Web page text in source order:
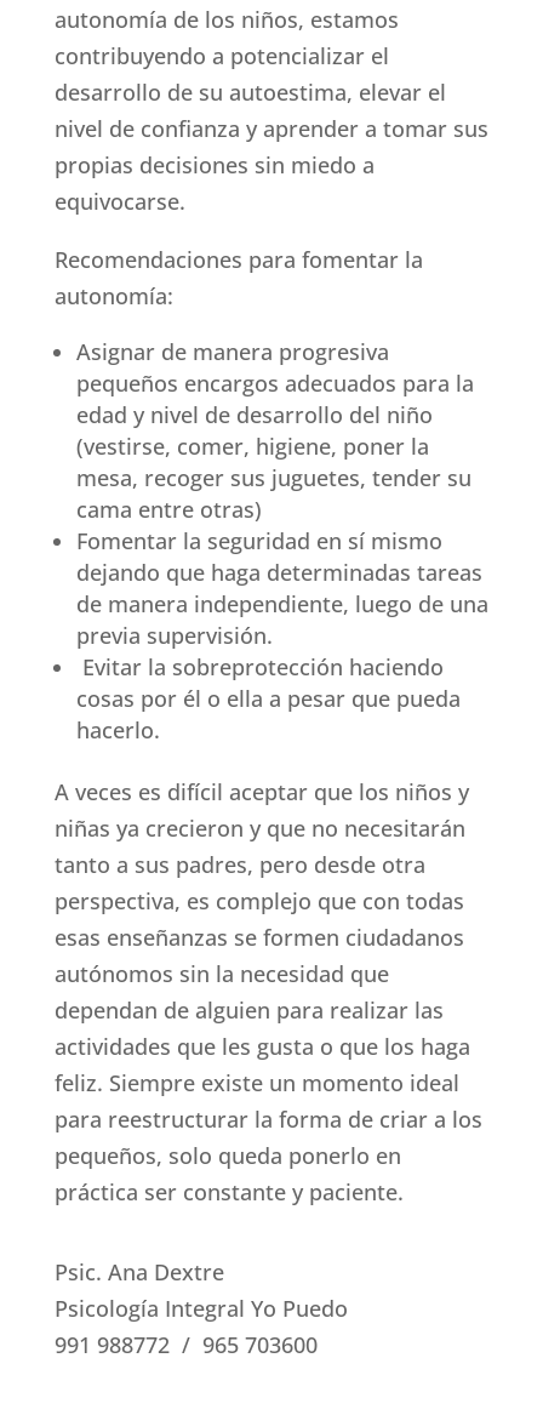
autonomía de los niños, estamos
contribuyendo a potencializar el
desarrollo de su autoestima, elevar el
nivel de confianza y aprender a tomar sus
propias decisiones sin miedo a
equivocarse.
Recomendaciones para fomentar la
autonomía:
Asignar de manera progresiva
pequeños encargos adecuados para la
edad y nivel de desarrollo del niño
(vestirse, comer, higiene, poner la
mesa, recoger sus juguetes, tender su
cama entre otras)
Fomentar la seguridad en sí mismo
dejando que haga determinadas tareas
de manera independiente, luego de una
previa supervisión.
Evitar la sobreprotección haciendo
cosas por él o ella a pesar que pueda
hacerlo.
A veces es difícil aceptar que los niños y
niñas ya crecieron y que no necesitarán
tanto a sus padres, pero desde otra
perspectiva, es complejo que con todas
esas enseñanzas se formen ciudadanos
autónomos sin la necesidad que
dependan de alguien para realizar las
actividades que les gusta o que los haga
feliz. Siempre existe un momento ideal
para reestructurar la forma de criar a los
pequeños, solo queda ponerlo en
práctica ser constante y paciente.
Psic. Ana Dextre
Psicología Integral Yo Puedo
991 988772 / 965 703600